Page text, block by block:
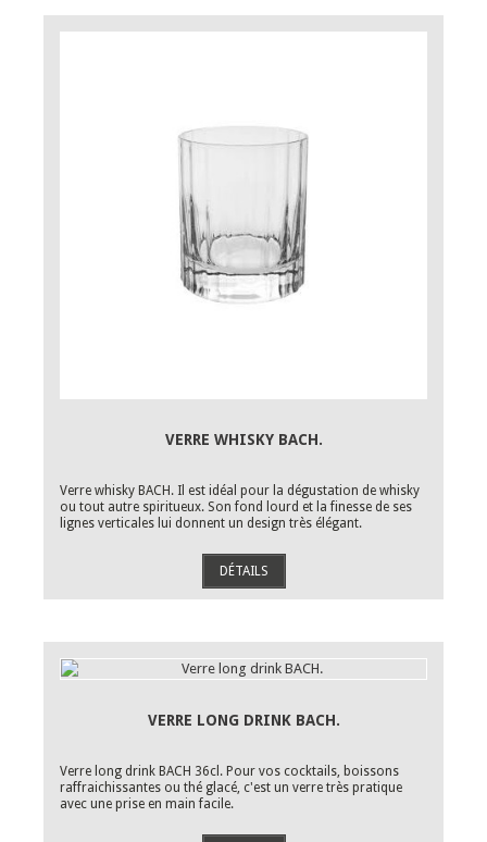
VERRE WHISKY BACH.
Verre whisky BACH. Il est idéal pour la dégustation de whisky
ou tout autre spiritueux. Son fond lourd et la finesse de ses
lignes verticales lui donnent un design très élégant.
DÉTAILS
VERRE LONG DRINK BACH.
Verre long drink BACH 36cl. Pour vos cocktails, boissons
raffraichissantes ou thé glacé, c'est un verre très pratique
avec une prise en main facile.